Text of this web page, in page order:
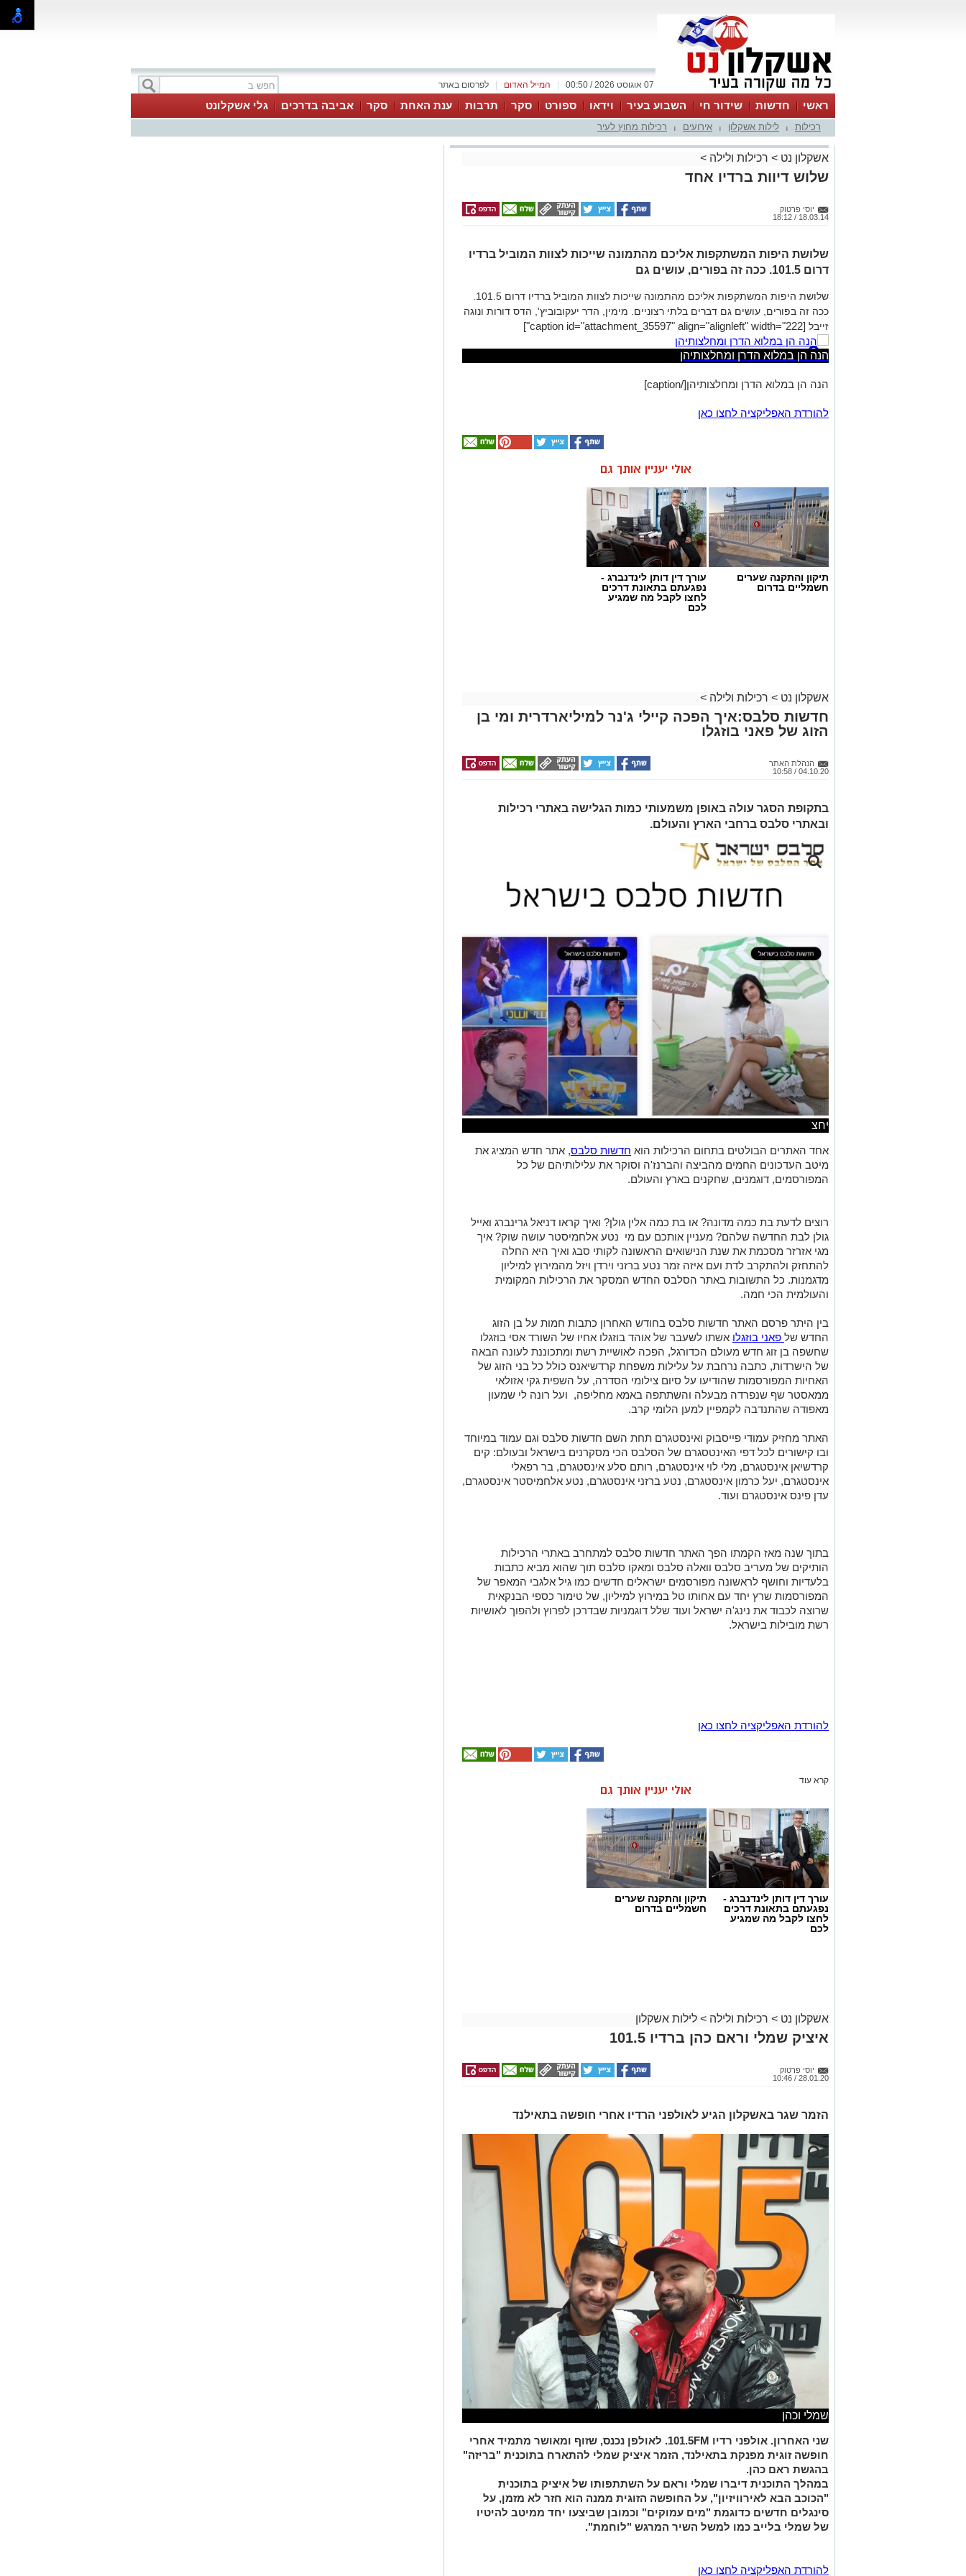
לפרסום באתר המייל האדום 07 אוגוסט 2026 / 00:50
ראשי חדשות שידור חי השבוע בעיר וידאו ספורט סקר תרבות ענת האחת סקר אביבה בדרכים גלי אשקלונט
רכילות לילות אשקלון אירועים רכילות מחוץ לעיר
אשקלון נט > רכילות ולילה >
שלוש דיוות ברדיו אחד
יוסי פרטוק
18.03.14 / 18:12
שלושת היפות המשתקפות אליכם מהתמונה שייכות לצוות המוביל ברדיו
דרום 101.5. ככה זה בפורים, עושים גם
ככה זה בפורים, עושים גם דברים בלתי רצוניים. מימין, הדר יעקובוביץ', הדס דורות ונוגה
זייבל [caption id="attachment_35597" align="alignleft" width="222"]
הנה הן במלוא הדרן ומחלצותיהן
הנה הן במלוא הדרן ומחלצותיהן[/caption]
להורדת האפליקציה לחצו כאן
אולי יעניין אותך גם
תיקון והתקנה שערים
חשמליים בדרום
עורך דין דותן לינדנברג -
נפגעתם בתאונת דרכים
לחצו לקבל מה שמגיע
לכם
אשקלון נט > רכילות ולילה >
חדשות סלבס:איך הפכה קיילי ג'נר למיליארדרית ומי בן
הזוג של פאני בוזגלו
הנהלת האתר
04.10.20 / 10:58
בתקופת הסגר עולה באופן משמעותי כמות הגלישה באתרי רכילות
ובאתרי סלבס ברחבי הארץ והעולם.
יחצ
אחד האתרים הבולטים בתחום הרכילות הוא חדשות סלבס, אתר חדש המציג את
מיטב העדכונים החמים מהביצה והברנז'ה וסוקר את עלילותיהם של כל
המפורסמים, דוגמנים, שחקנים בארץ והעולם.
רוצים לדעת בת כמה מדונה? או בת כמה אלין גולן? ואיך קראו דניאל גרינברג ואייל
גולן לבת החדשה שלהם? מעניין אותכם עם מי נטע אלחמיסטר עושה שוק? איך
מגי אזרזר מסכמת את שנת הנישואים הראשונה לקותי סבג ואיך היא החלה
להתחזק ולהתקרב לדת ועם איזה זמר נטע ברזני וירדן ויזל מהמירוץ למיליון
מדגמנות. כל התשובות באתר הסלבס החדש המסקר את הרכילות המקומית
והעולמית הכי חמה.
בין היתר פרסם האתר חדשות סלבס בחודש האחרון כתבות חמות על בן הזוג
החדש של פאני בוזגלו אשתו לשעבר של אוהד בוזגלו אחיו של השורד אסי בוזגלו
שחשפה בן זוג חדש מעולם הכדורגל, הפכה לאושיית רשת ומתכוננת לעונה הבאה
של הישרדות, כתבה נרחבת על עלילות משפחת קרדשיאנס כולל כל בני הזוג של
האחיות המפורסמות שהודיעו על סיום צילומי הסדרה, על השפית גקי אזולאי
ממאסטר שף שנפרדה מבעלה והשתתפה באמא מחליפה, ועל רונה לי שמעון
מאפודה שהתנדבה לקמפיין למען הלומי קרב.
האתר מחזיק עמודי פייסבוק ואינסטגרם תחת השם חדשות סלבס וגם עמוד במיוחד
ובו קישורים לכל דפי האינטסגרם של הסלבס הכי מסקרנים בישראל ובעולם: קים
קרדשיאן אינסטגרם, מלי לוי אינסטגרם, רותם סלע אינסטגרם, בר רפאלי
אינסטגרם, יעל כרמון אינסטגרם, נטע ברזני אינסטגרם, נטע אלחמיסטר אינסטגרם,
עדן פינס אינסטגרם ועוד.
בתוך שנה מאז הקמתו הפך האתר חדשות סלבס למתחרב באתרי הרכילות
הותיקים של מעריב סלבס וואלה סלבס ומאקו סלבס תוך שהוא מביא כתבות
בלעדיות וחושף לראשונה מפורסמים ישראלים חדשים כמו גיל אלגבי המאפר של
המפורסמות שרץ יחד עם אחותו טל במירוץ למיליון, של טימור כספי הבנקאית
שרוצה לכבוד את נינג'ה ישראל ועוד שלל דוגמניות שבדרכן לפרוץ ולהפוך לאושיות
רשת מובילות בישראל.
להורדת האפליקציה לחצו כאן
קרא עוד
אולי יעניין אותך גם
עורך דין דותן לינדנברג -
נפגעתם בתאונת דרכים
לחצו לקבל מה שמגיע
לכם
תיקון והתקנה שערים
חשמליים בדרום
אשקלון נט > רכילות ולילה > לילות אשקלון
איציק שמלי וראם כהן ברדיו 101.5
יוסי פרטוק
28.01.20 / 10:46
הזמר שגר באשקלון הגיע לאולפני הרדיו אחרי חופשה בתאילנד
שמלי וכהן
שני האחרון. אולפני רדיו 101.5FM. לאולפן נכנס, שזוף ומאושר מתמיד אחרי
חופשה זוגית מפנקת בתאילנד, הזמר איציק שמלי להתארח בתוכנית "בריזה"
בהגשת ראם כהן.
במהלך התוכנית דיברו שמלי וראם על השתתפותו של איציק בתוכנית
"הכוכב הבא לאירוויזיון", על החופשה הזוגית ממנה הוא חזר לא מזמן, על
סינגלים חדשים כדוגמת "מים עמוקים" וכמובן שביצעו יחד ממיטב להיטיו
של שמלי בלייב כמו למשל השיר המרגש "לוחמת".
להורדת האפליקציה לחצו כאן